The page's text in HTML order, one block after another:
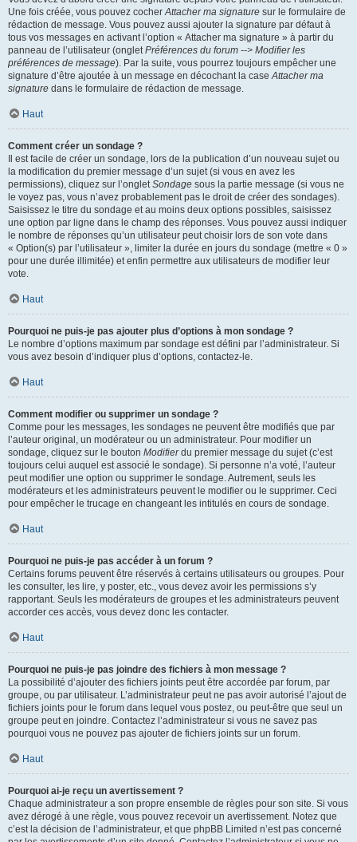
Une fois créée, vous pouvez cocherAttacher ma signature sur le formulaire de
rédaction de message. Vous pouvez aussi ajouter la signature par défaut à
tous vos messages en activant l’option « Attacher ma signature » à partir du
panneau de l’utilisateur (ongletPréférences du forum --> Modifier les
préférences de message). Par la suite, vous pourrez toujours empêcher une
signature d’être ajoutée à un message en décochant la caseAttacher ma
signature dans le formulaire de rédaction de message.
Haut
Comment créer un sondage ?
Il est facile de créer un sondage, lors de la publication d’un nouveau sujet ou
la modification du premier message d’un sujet (si vous en avez les
permissions), cliquez sur l’ongletSondage sous la partie message (si vous ne
le voyez pas, vous n’avez probablement pas le droit de créer des sondages).
Saisissez le titre du sondage et au moins deux options possibles, saisissez
une option par ligne dans le champ des réponses. Vous pouvez aussi indiquer
le nombre de réponses qu’un utilisateur peut choisir lors de son vote dans
« Option(s) par l’utilisateur », limiter la durée en jours du sondage (mettre « 0 »
pour une durée illimitée) et enfin permettre aux utilisateurs de modifier leur
vote.
Haut
Pourquoi ne puis-je pas ajouter plus d’options à mon sondage ?
Le nombre d’options maximum par sondage est défini par l’administrateur. Si
vous avez besoin d’indiquer plus d’options, contactez-le.
Haut
Comment modifier ou supprimer un sondage ?
Comme pour les messages, les sondages ne peuvent être modifiés que par
l’auteur original, un modérateur ou un administrateur. Pour modifier un
sondage, cliquez sur le bouton Modifierdu premier message du sujet (c’est
toujours celui auquel est associé le sondage). Si personne n’a voté, l’auteur
peut modifier une option ou supprimer le sondage. Autrement, seuls les
modérateurs et les administrateurs peuvent le modifier ou le supprimer. Ceci
pour empêcher le trucage en changeant les intitulés en cours de sondage.
Haut
Pourquoi ne puis-je pas accéder à un forum ?
Certains forums peuvent être réservés à certains utilisateurs ou groupes. Pour
les consulter, les lire, y poster, etc., vous devez avoir les permissions s’y
rapportant. Seuls les modérateurs de groupes et les administrateurs peuvent
accorder ces accès, vous devez donc les contacter.
Haut
Pourquoi ne puis-je pas joindre des fichiers à mon message ?
La possibilité d’ajouter des fichiers joints peut être accordée par forum, par
groupe, ou par utilisateur. L’administrateur peut ne pas avoir autorisé l’ajout de
fichiers joints pour le forum dans lequel vous postez, ou peut-être que seul un
groupe peut en joindre. Contactez l’administrateur si vous ne savez pas
pourquoi vous ne pouvez pas ajouter de fichiers joints sur un forum.
Haut
Pourquoi ai-je reçu un avertissement ?
Chaque administrateur a son propre ensemble de règles pour son site. Si vous
avez dérogé à une règle, vous pouvez recevoir un avertissement. Notez que
c’est la décision de l’administrateur, et que phpBB Limited n’est pas concerné